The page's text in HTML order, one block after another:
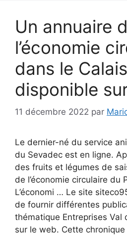
Un annuaire
l’économie
dans le
disponible
11 décembre 2022 par
Le dernier-né du service
du Sevadec est en ligne.
des fruits et légumes de
de l’économie circulaire du
L’économi … Le site
de fournir différentes
thématique Entreprises Val
sur le web. Cette